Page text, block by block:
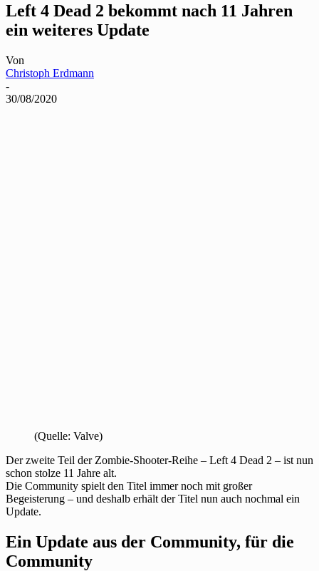
Left 4 Dead 2 bekommt nach 11 Jahren
ein weiteres Update
Von
Christoph Erdmann
-
30/08/2020
(Quelle: Valve)
Der zweite Teil der Zombie-Shooter-Reihe – Left 4 Dead 2 – ist nun
schon stolze 11 Jahre alt.
Die Community spielt den Titel immer noch mit großer
Begeisterung – und deshalb erhält der Titel nun auch nochmal ein
Update.
Ein Update aus der Community, für die
Community